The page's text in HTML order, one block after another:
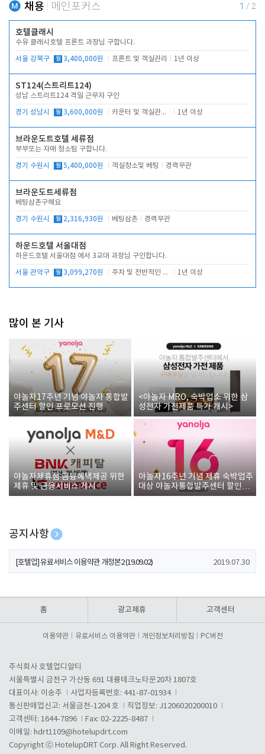
채용 메인포커스 1 / 2
호텔클래시
수유 클래시호텔 프론트 과장님 구합니다.
서울 강북구 월 3,400,000원 프론트 및 객실관리 1년 이상
ST124(스트리트124)
성남 스트리트124 격일 근무자 구인
경기 성남시 월 3,600,000원 카운터 및 객실관리 전반 1년 이상
브라운도트호텔 세류점
부부또는 자매 청소팀 구합니다.
경기 수원시 월 5,400,000원 객실청소및 베팅 경력무관
브라운도트세류점
베팅삼촌구해요
경기 수원시 월 2,316,930원 베팅삼촌 경력무관
하운드호텔 서울대점
하운드호텔 서울대점 에서 3교대 과장님 구인합니다.
서울 관악구 월 3,099,270원 주차 및 전반적인 당번업무 1년 이상
많이 본 기사
야놀자17주년 기념 야놀자 통합발
주센터 할인 프로모션 진행
<야놀자 MRO, 숙박업소 위한 삼
성전자 가전제품 특가 개시>
야놀자제휴점 금융혜택제공 위한
제휴 및 금융서비스 게시
야놀자16주년 기념 제휴 숙박업주
대상 야놀자통합발주센터 할인쿠
폰 증정
공지사항
[호텔업] 개인정보 처리방침 개정본1 (19.09.02)
[호텔업] 유료서비스 이용약관 개정본2 (19.09.02) 2019.07.30
홈 광고제휴 고객센터
이용약관 유료서비스 이용약관 개인정보처리방침 PC버전
주식회사 호텔업디알티
서울특별시 금천구 가산동 691 대륭테크노타운20차 1807호
대표이사: 이송주
사업자등록번호: 441-87-01934
통신판매업신고: 서울금천-1204 호
직업정보: J1206020200010
고객센터: 1644-7896
Fax: 02-2225-8487
이메일: hdrt1109@hotelupdrt.com
Copyright ⓒ HotelupDRT Corp. All Right Reserved.